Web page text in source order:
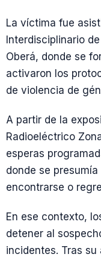
La víctima fue
Interdisciplinario
Oberá, donde se
activaron los
de violencia de
A partir de la
Radioeléctrico
esperas
donde se
encontrarse o
En ese contexto,
detener al
incidentes. Tras